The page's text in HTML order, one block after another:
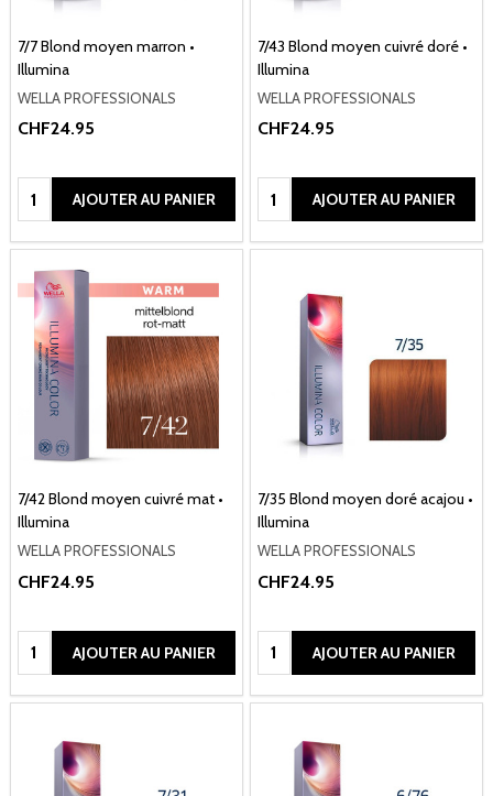
7/7 Blond moyen marron •
Illumina
WELLA PROFESSIONALS
CHF24.95
Quantité:AJOUTER AU PANIER
7/43 Blond moyen cuivré doré •
Illumina
WELLA PROFESSIONALS
CHF24.95
Quantité:AJOUTER AU PANIER
7/42 Blond moyen cuivré mat •
Illumina
WELLA PROFESSIONALS
CHF24.95
Quantité:AJOUTER AU PANIER
7/35 Blond moyen doré acajou •
Illumina
WELLA PROFESSIONALS
CHF24.95
Quantité:AJOUTER AU PANIER